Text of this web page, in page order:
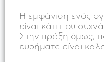
Η εμφάνιση ενός
είναι κάτι που
Στην πράξη όμως,
ευρήματα είναι